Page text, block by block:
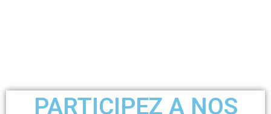
PARTICIPEZ A NOS